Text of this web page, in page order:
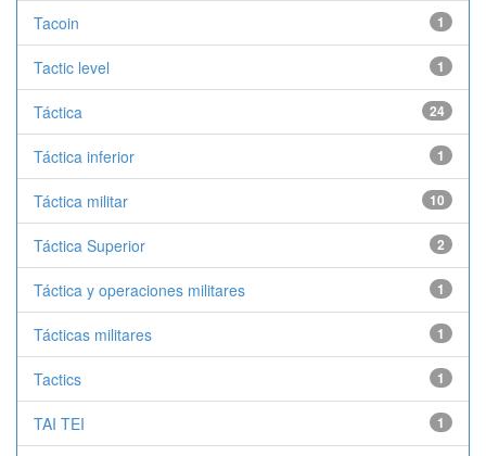
Tacoin 1
Tactic level 1
Táctica 24
Táctica inferior 1
Táctica militar 10
Táctica Superior 2
Táctica y operaciones militares 1
Tácticas militares 1
Tactics 1
TAI TEI 1